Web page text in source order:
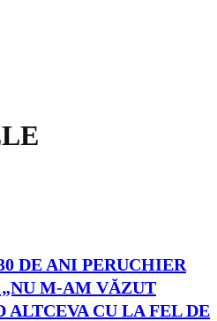
DE ANI PERUCHIER
M-AM VĂZUT
CU LA FEL DE